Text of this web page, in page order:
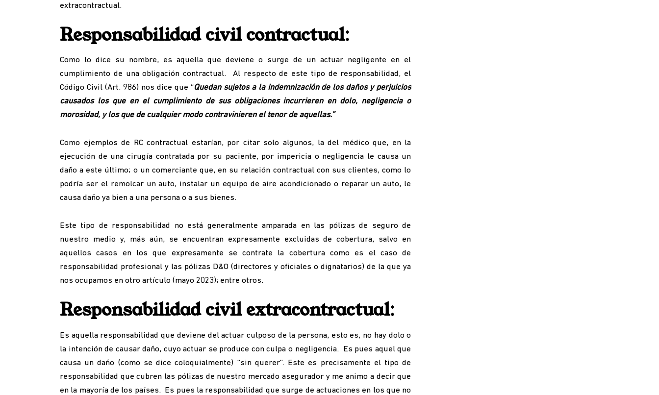
extracontractual.
Responsabilidad civil contractual:
Como lo dice su nombre, es aquella que deviene o surge de un actuar negligente en el
cumplimiento de una obligación contractual. Al respecto de este tipo de responsabilidad, el
Código Civil (Art. 986) nos dice que “Quedan sujetos a la indemnización de los daños y perjuicios
causados los que en el cumplimiento de sus obligaciones incurrieren en dolo, negligencia o
morosidad, y los que de cualquier modo contravinieren el tenor de aquellas.”
Como ejemplos de RC contractual estarían, por citar solo algunos, la del médico que, en la
ejecución de una cirugía contratada por su paciente, por impericia o negligencia le causa un
daño a este último; o un comerciante que, en su relación contractual con sus clientes, como lo
podría ser el remolcar un auto, instalar un equipo de aire acondicionado o reparar un auto, le
causa daño ya bien a una persona o a sus bienes.
Este tipo de responsabilidad no está generalmente amparada en las pólizas de seguro de
nuestro medio y, más aún, se encuentran expresamente excluidas de cobertura, salvo en
aquellos casos en los que expresamente se contrate la cobertura como es el caso de
responsabilidad profesional y las pólizas D&O (directores y oficiales o dignatarios) de la que ya
nos ocupamos en otro artículo (mayo 2023); entre otros.
Responsabilidad civil extracontractual:
Es aquella responsabilidad que deviene del actuar culposo de la persona, esto es, no hay dolo o
la intención de causar daño, cuyo actuar se produce con culpa o negligencia. Es pues aquel que
causa un daño (como se dice coloquialmente) “sin querer”. Este es precisamente el tipo de
responsabilidad que cubren las pólizas de nuestro mercado asegurador y me animo a decir que
en la mayoría de los países. Es pues la responsabilidad que surge de actuaciones en los que no